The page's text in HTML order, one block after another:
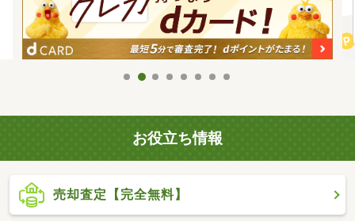
お役立ち情報
売却査定【完全無料】